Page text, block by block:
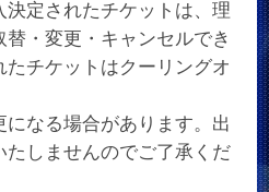
決定されたチケットは、理
・変更・キャンセルでき
たチケットはクーリングオ
になる場合があります。出
しませんのでご了承くだ